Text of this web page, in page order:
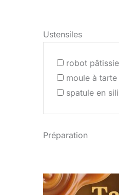
Ustensiles
robot
moule à
spatule en
Préparation